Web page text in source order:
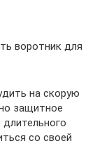
воротник для
на скорую
защитное
со своей